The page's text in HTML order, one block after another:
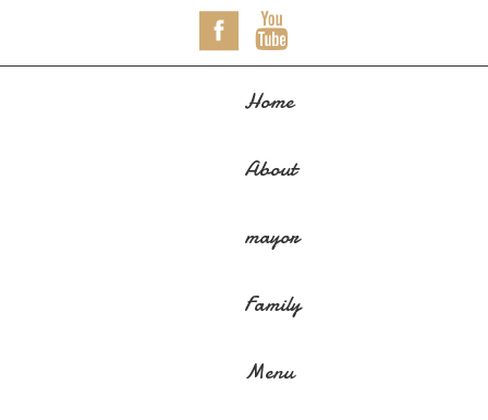
Home
About
mayor
Family
Menu